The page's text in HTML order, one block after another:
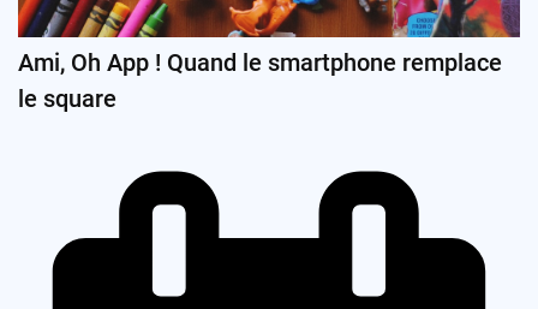
Ami, Oh App ! Quand le smartphone remplace
le square